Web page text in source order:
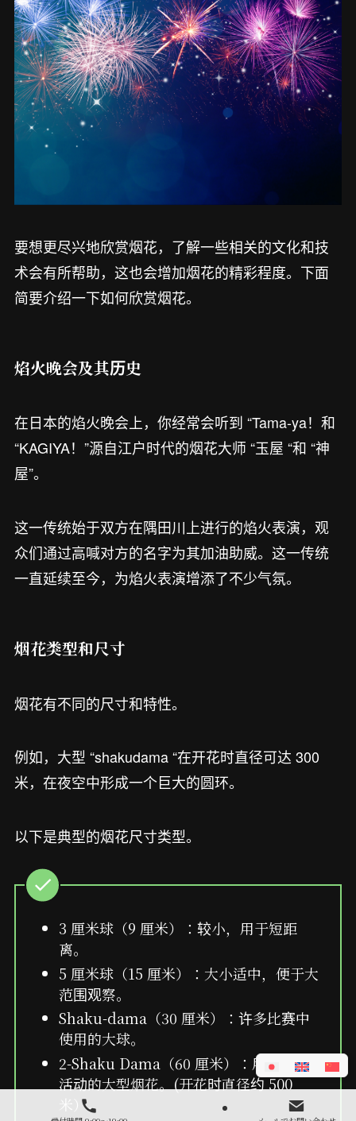
要想更尽兴地欣赏烟花，了解一些相关的文化和技
术会有所帮助，这也会增加烟花的精彩程度。下面
简要介绍一下如何欣赏烟花。
焰火晚会及其历史
在日本的焰火晚会上，你经常会听到 “Tama-ya！和
“KAGIYA！”源自江户时代的烟花大师 “玉屋 “和 “神
屋”。
这一传统始于双方在隅田川上进行的焰火表演，观
众们通过高喊对方的名字为其加油助威。这一传统
一直延续至今，为焰火表演增添了不少气氛。
烟花类型和尺寸
烟花有不同的尺寸和特性。
例如，大型 “shakudama “在开花时直径可达 300
米，在夜空中形成一个巨大的圆环。
以下是典型的烟花尺寸类型。
3 厘米球（9 厘米）：较小，用于短距
离。
5 厘米球（15 厘米）：大小适中，便于大
范围观察。
Shaku-dama（30 厘米）：许多比赛中
使用的大球。
2-Shaku Dama（60 厘米）：用于大型
活动的大型烟花。(开花时直径约 500
米）。